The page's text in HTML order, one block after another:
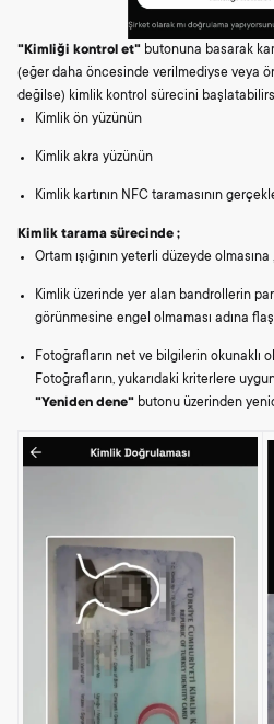
"Kimliği kontrol et" butonuna basarak
(eğer daha öncesinde verilmediyse veya
değilse) kimlik kontrol sürecini
Kimlik ön yüzünün
Kimlik akra yüzünün
Kimlik kartının NFC taramasının
Kimlik tarama sürecinde ;
Ortam ışığının yeterli düzeyde olmasına ,
Kimlik üzerinde yer alan bandrollerin
görünmesine engel olmaması adına flaş
Fotoğrafların net ve bilgilerin okunaklı
Fotoğrafların, yukarıdaki kriterlere
"Yeniden dene" butonu üzerinden